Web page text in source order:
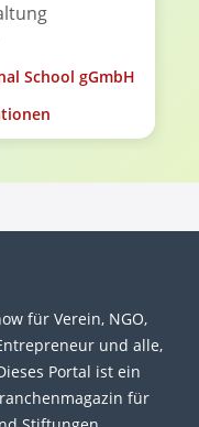
School gGmbH
für Ver­ein, NGO,
und alle,
Por­tal ist ein
für